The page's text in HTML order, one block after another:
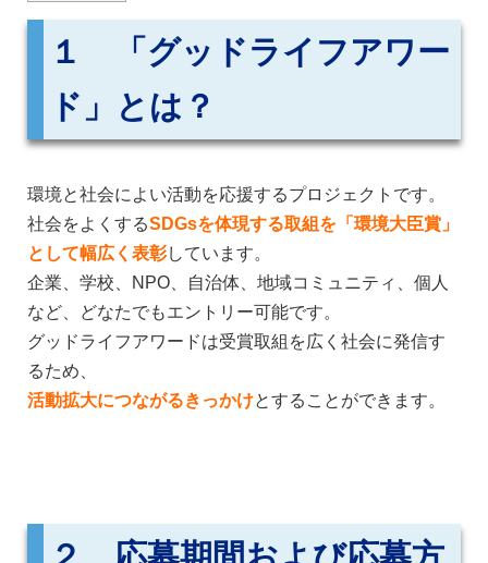
１ 「グッドライフアワー
ド」とは？
環境と社会によい活動を応援するプロジェクトです。
社会をよくするSDGsを体現する取組を「環境大臣賞」
として幅広く表彰しています。
企業、学校、NPO、自治体、地域コミュニティ、個人
など、どなたでもエントリー可能です。
グッドライフアワードは受賞取組を広く社会に発信す
るため、
活動拡大につながるきっかけとすることができます。